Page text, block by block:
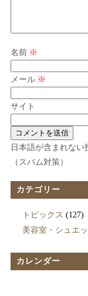
名前 ※
メール ※
サイト
日本語が含まれない
（スパム対策）
カテゴリー
トピックス (127)
美容室・シュエ
カレンダー